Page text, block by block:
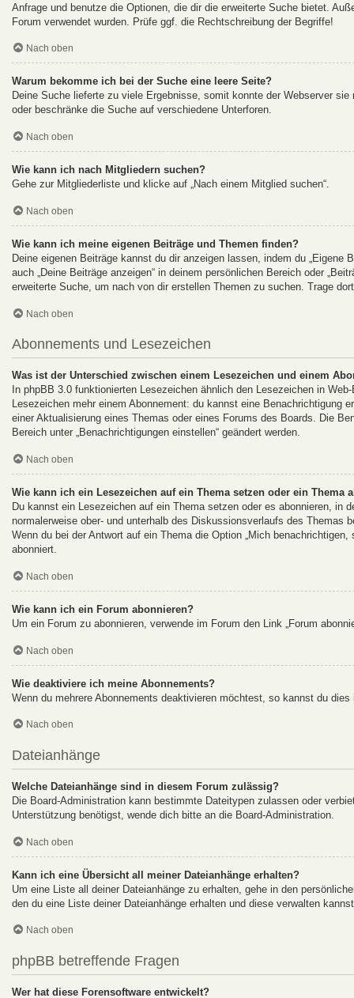
Anfrage und benutze die Optionen, die dir die erweiterte Suche bietet.
Forum verwendet wurden. Prüfe ggf. die Rechtschreibung der Begriffe!
Nach oben
Warum bekomme ich bei der Suche eine leere Seite?
Deine Suche lieferte zu viele Ergebnisse, somit konnte der Webserver
oder beschränke die Suche auf verschiedene Unterforen.
Nach oben
Wie kann ich nach Mitgliedern suchen?
Gehe zur Mitgliederliste und klicke auf „Nach einem Mitglied suchen“.
Nach oben
Wie kann ich meine eigenen Beiträge und Themen finden?
Deine eigenen Beiträge kannst du dir anzeigen lassen, indem du
auch „Deine Beiträge anzeigen“ in deinem persönlichen Bereich oder
erweiterte Suche, um nach von dir erstellen Themen zu suchen. Trage
Nach oben
Abonnements und Lesezeichen
Was ist der Unterschied zwischen einem Lesezeichen und einem
In phpBB 3.0 funktionierten Lesezeichen ähnlich den Lesezeichen in
Lesezeichen mehr einem Abonnement: du kannst eine Benachrichtigung
einer Aktualisierung eines Themas oder eines Forums des Boards. Die
Bereich unter „Benachrichtigungen einstellen“ geändert werden.
Nach oben
Wie kann ich ein Lesezeichen auf ein Thema setzen oder ein Thema
Du kannst ein Lesezeichen auf ein Thema setzen oder es abonnieren, in
normalerweise ober- und unterhalb des Diskussionsverlaufs des Themas
Wenn du bei der Antwort auf ein Thema die Option „Mich
abonniert.
Nach oben
Wie kann ich ein Forum abonnieren?
Um ein Forum zu abonnieren, verwende im Forum den Link „Forum
Nach oben
Wie deaktiviere ich meine Abonnements?
Wenn du mehrere Abonnements deaktivieren möchtest, so kannst du
Nach oben
Dateianhänge
Welche Dateianhänge sind in diesem Forum zulässig?
Die Board-Administration kann bestimmte Dateitypen zulassen oder
Unterstützung benötigst, wende dich bitte an die Board-Administration.
Nach oben
Kann ich eine Übersicht all meiner Dateianhänge erhalten?
Um eine Liste all deiner Dateianhänge zu erhalten, gehe in den
den du eine Liste deiner Dateianhänge erhalten und diese verwalten
Nach oben
phpBB betreffende Fragen
Wer hat diese Forensoftware entwickelt?